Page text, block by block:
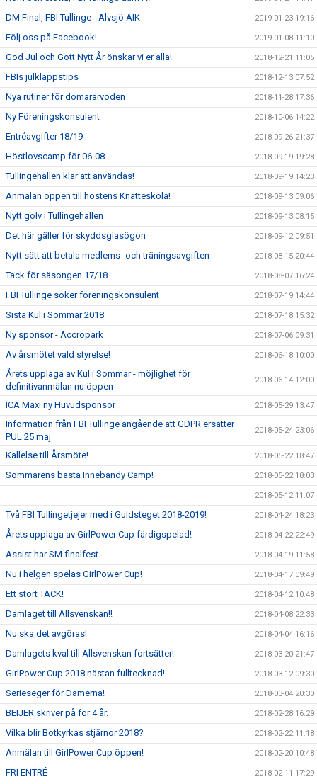
DM Final, FBI Tullinge - Älvsjö AIK 2019-01-23 19:16
Följ oss på Facebook! 2019-01-08 11:10
God Jul och Gott Nytt År önskar vi er alla! 2018-12-21 11:05
FBIs julklappstips 2018-12-13 07:52
Nya rutiner för domararvoden 2018-11-28 17:36
Ny Föreningskonsulent 2018-10-06 14:22
Entréavgifter 18/19 2018-09-26 21:37
Höstlovscamp för 06-08 2018-09-19 19:28
Tullingehallen klar att användas! 2018-09-19 14:23
Anmälan öppen till höstens Knatteskola! 2018-09-13 09:06
Nytt golv i Tullingehallen 2018-09-13 08:15
Det här gäller för skyddsglasögon 2018-09-12 09:51
Nytt sätt att betala medlems- och träningsavgiften 2018-08-15 20:44
Tack för säsongen 17/18 2018-08-07 16:24
FBI Tullinge söker föreningskonsulent 2018-07-19 14:44
Sista Kul i Sommar 2018 2018-07-18 15:32
Ny sponsor - Accropark 2018-07-06 09:31
Av årsmötet vald styrelse! 2018-06-18 10:00
Årets upplaga av Kul i Sommar - möjlighet för
definitivanmälan nu öppen
2018-06-14 12:00
ICA Maxi ny Huvudsponsor 2018-05-29 13:47
Information från FBI Tullinge angående att GDPR ersätter
PUL 25 maj
2018-05-24 23:06
Kallelse till Årsmöte! 2018-05-22 18:47
Sommarens bästa Innebandy Camp! 2018-05-22 18:03
2018-05-12 11:07
Två FBI Tullingetjejer med i Guldsteget 2018-2019! 2018-04-24 18:23
Årets upplaga av GirlPower Cup färdigspelad! 2018-04-22 22:49
Assist har SM-finalfest 2018-04-19 11:58
Nu i helgen spelas GirlPower Cup! 2018-04-17 09:49
Ett stort TACK! 2018-04-12 10:48
Damlaget till Allsvenskan!! 2018-04-08 22:33
Nu ska det avgöras! 2018-04-04 16:16
Damlagets kval till Allsvenskan fortsätter! 2018-03-20 21:47
GirlPower Cup 2018 nästan fulltecknad! 2018-03-12 09:30
Serieseger för Damerna! 2018-03-04 20:30
BEIJER skriver på för 4 år. 2018-02-28 16:29
Vilka blir Botkyrkas stjärnor 2018? 2018-02-22 11:18
Anmälan till GirlPower Cup öppen! 2018-02-20 10:48
FRI ENTRÉ 2018-02-11 17:29